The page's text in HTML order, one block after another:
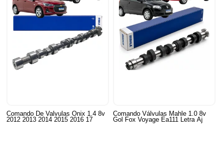
Comando De Valvulas Onix 1.4 8v
2012 2013 2014 2015 2016 17
Comando Válvulas Mahle 1.0 8v
Gol Fox Voyage Ea111 Letra Aj